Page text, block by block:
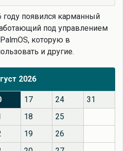
году появился карманный
под управлением
которую в
и другие.
2026
17 24
31
18
25
19
26